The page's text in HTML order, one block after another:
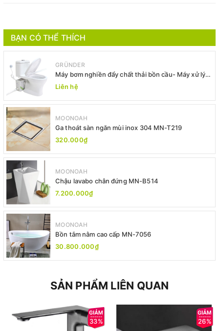
BẠN CÓ THỂ THÍCH
GRÜNDER
Máy bơm nghiền đẩy chất thải bồn cầu- Máy xử lý
chất thải bồn cầu -Máy bơm xả thải
Liên hệ
MOONOAH
Ga thoát sàn ngăn mùi inox 304 MN-T219
320.000₫
MOONOAH
Chậu lavabo chân đứng MN-B514
7.200.000₫
MOONOAH
Bồn tắm nằm cao cấp MN-7056
30.800.000₫
SẢN PHẨM LIÊN QUAN
33% 26%